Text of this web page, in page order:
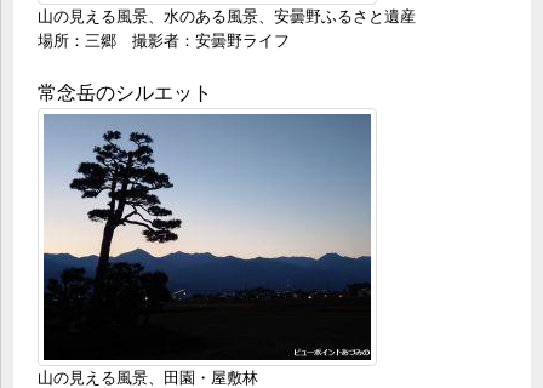
山の見える風景、水のある風景、安曇野ふるさと遺産
場所：三郷 撮影者：安曇野ライフ
常念岳のシルエット
山の見える風景、田園・屋敷林